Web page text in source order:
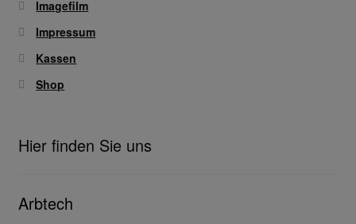
Imagefilm
Impressum
Kassen
Shop
Hier finden Sie uns
Arbtech